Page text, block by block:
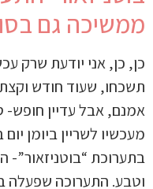
ממשיכה גם
כן, כן, אני יודעת שרק
תשכחו, שעוד חודש
אמנם, אבל עדיין חופש-
מעכשיו לשריין ביומן יום
בתערוכת “בוטניזאור”-
וטבע. התערוכה שפעלה